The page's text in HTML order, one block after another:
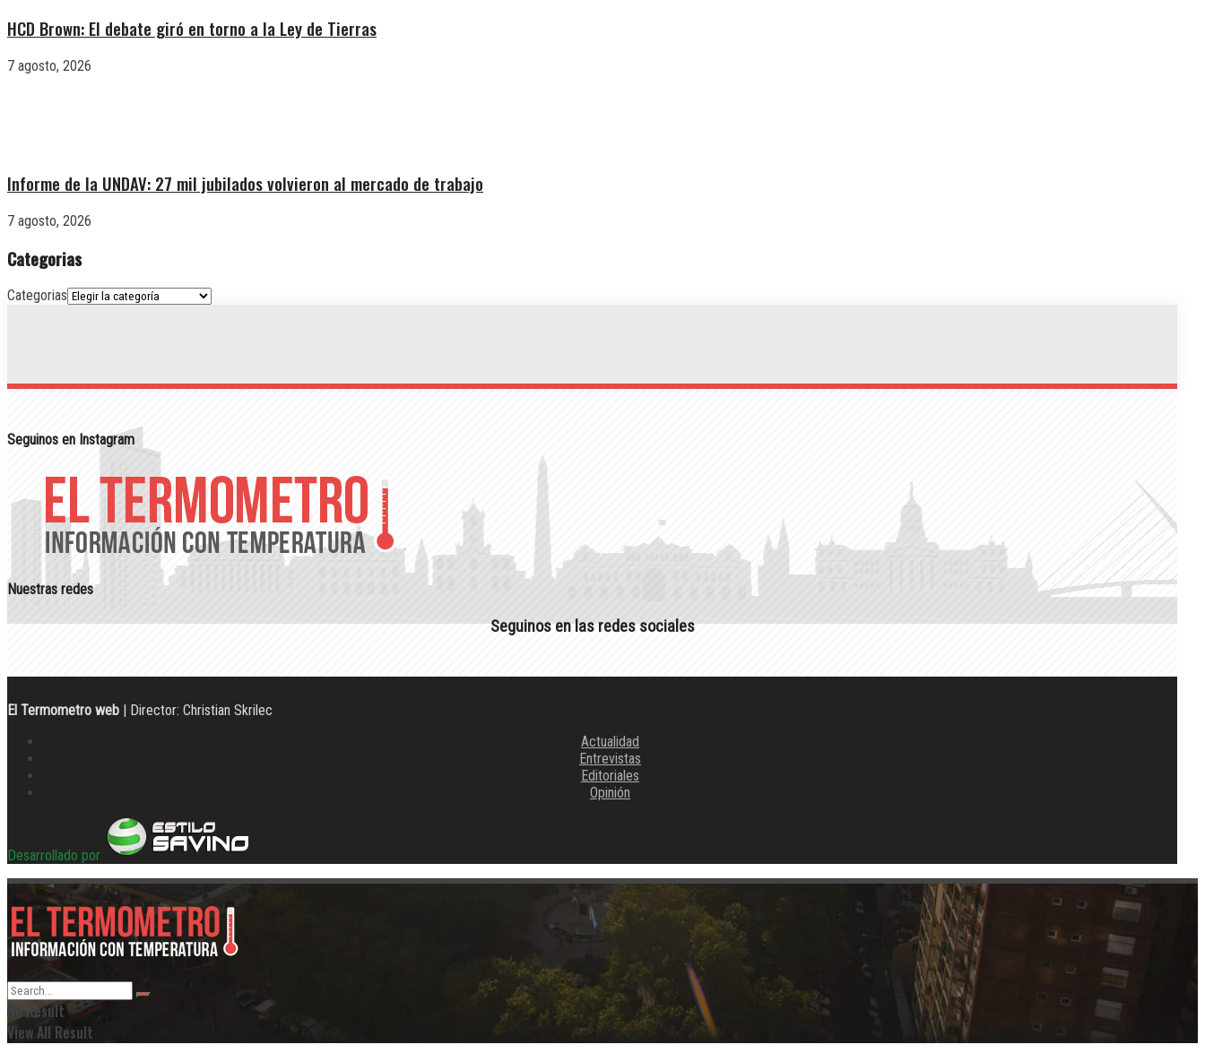
HCD Brown: El debate giró en torno a la Ley de Tierras
7 agosto, 2026
Informe de la UNDAV: 27 mil jubilados volvieron al mercado de trabajo
7 agosto, 2026
Categorias
Categorias
Seguinos en Instagram
Nuestras redes
Seguinos en las redes sociales
El Termometro web | Director: Christian Skrilec
Actualidad
Entrevistas
Editoriales
Opinión
Desarrollado por
No Result
View All Result